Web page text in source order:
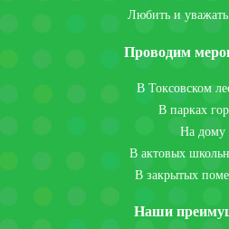
Любить и
Проводим
В Токсовском
В парках
На дому
В актовых
В закрытых
Наши